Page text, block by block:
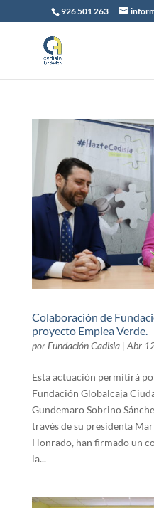
926 501 263
Colaboración de
proyecto Emplea Verde.
por Fundación Cadisla| Abr
Esta actuación permitirá
Fundación Globalcaja
Gundemaro Sobrino
través de su presidenta
Honrado, han firmado un
la...